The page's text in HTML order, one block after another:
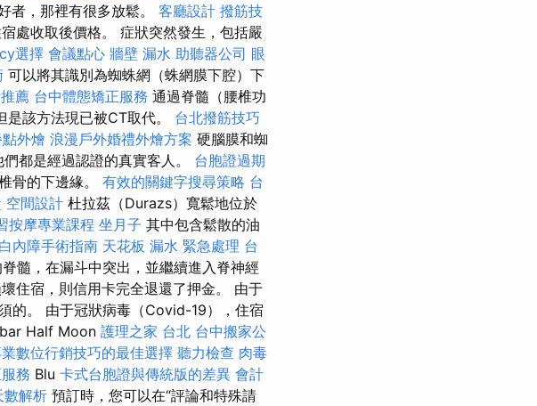
者，那裡有很多放鬆。 客廳設計 撥筋技
處收取後價格。 症狀突然發生，包括嚴
選擇 會議點心 牆壁 漏水 助聽器公司 眼
可以將其識別為蜘蛛網（蛛網膜下腔）下
薦 台中體態矯正服務 通過脊髓（腰椎功
該方法現已被CT取代。 台北撥筋技巧
外燴 浪漫戶外婚禮外燴方案 硬腦膜和蜘
都是經過認證的真實客人。 台胞證過期
骨的下邊緣。 有效的關鍵字搜尋策略 台
空間設計 杜拉茲（Durazs）寬鬆地位於
按摩專業課程 坐月子 其中包含鬆散的油
內障手術指南 天花板 漏水 緊急處理 台
髓，在漏斗中突出，並繼續進入脊神經
住宿，則信用卡完全退還了押金。 由于
的。 由于冠狀病毒（Covid-19），住宿
Half Moon 護理之家 台北 台中搬家公
數位行銷技巧的最佳選擇 聽力檢查 肉毒
務 Blu 卡式台胞證與傳統版的差異 會計
數解析 預訂時，您可以在“評論和特殊請